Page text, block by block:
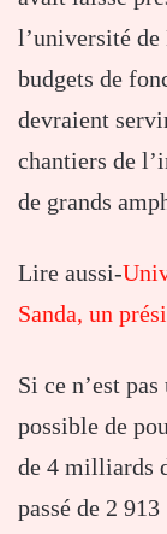
l’université de
budgets de
devraient
chantiers de
de grands
Lire aussi-
Sanda, un
Si ce n’est
possible de
de 4 milliards
passé de 2